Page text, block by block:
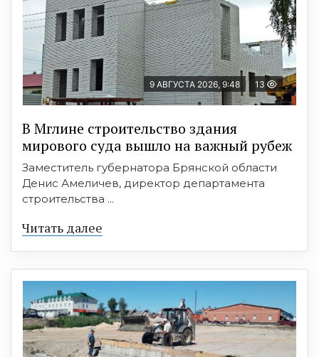
9 АВГУСТА 2026, 9:48 13
В Мглине строительство здания
мирового суда вышло на важный рубеж
Заместитель губернатора Брянской области
Денис Амеличев, директор департамента
строительства ...
Читать далее